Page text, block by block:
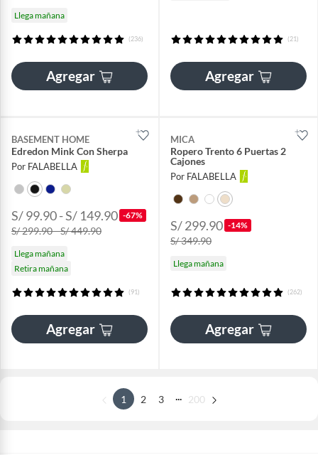
Llega mañana
(236)
Agregar
(21)
Agregar
BASEMENT HOME
Edredon Mink Con Sherpa
Por FALABELLA
S/ 99.90 - S/ 149.90 -67%
S/ 299.90 - S/ 449.90
Llega mañana
Retira mañana
(91)
Agregar
MICA
Ropero Trento 6 Puertas 2
Cajones
Por FALABELLA
S/ 299.90 -14%
S/ 349.90
Llega mañana
(262)
Agregar
1 2 3 ... 200